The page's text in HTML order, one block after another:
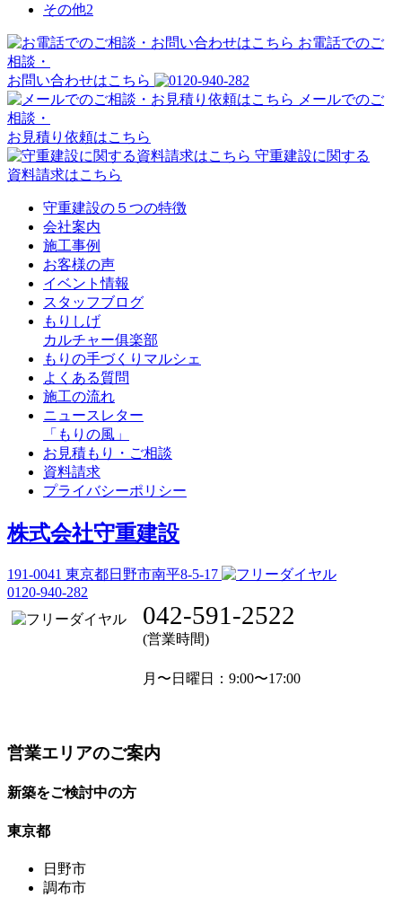
その他2
お電話でのご
相談・
お問い合わせはこちら
メールでのご
相談・
お見積り依頼はこちら
守重建設に関する
資料請求はこちら
守重建設の５つの特徴
会社案内
施工事例
お客様の声
イベント情報
スタッフブログ
もりしげ
カルチャー俱楽部
もりの手づくりマルシェ
よくある質問
施工の流れ
ニュースレター
「もりの風」
お見積もり・ご相談
資料請求
プライバシーポリシー
株式会社守重建設
191-0041 東京都日野市南平8-5-17
0120-940-282
042-591-2522
(営業時間)
月〜日曜日 ：9:00〜17:00
営業エリアのご案内
新築をご検討中の方
東京都
日野市
調布市